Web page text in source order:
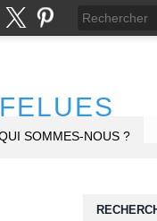
SOMMES-NOUS ?